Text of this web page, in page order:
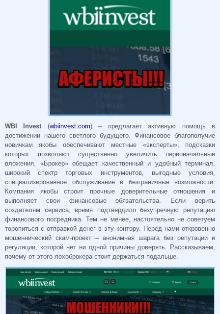
WBI Invest (wbiinvest.com) – предлагает активную помощь в
достижении нашего светлого будущего. Финансовое благополучие
новичкам якобы обеспечивают местные «эксперты», подсказки
которых позволяют существенно увеличить первоначальные
вложения. «Брокер» обещает качественный и удобный терминал,
широкий спектр торговых инструментов, выгодные условия,
специализированное обслуживание и безграничные возможности.
Компания якобы строит прочные доверительные отношения и
выполняет свои финансовые обязательства. Если верить
создателям сервиса, время подтвердило безупречную репутацию
финансового посредника. Тем не менее, настоятельно не советуем
торопиться с отправкой денег в эту контору. Перед нами откровенно
мошеннический скам-проект – анонимная шарага без репутации и
регуляции, которой нет ни одной причины доверять. Рассказываем,
почему от этого лохоброкера стоит держаться подальше.